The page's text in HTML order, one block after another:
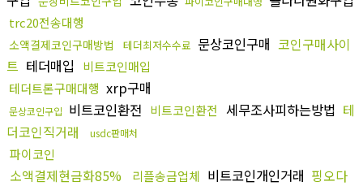
trc20전송대행
소액결제코인구매방법 테더최저수수료 문상코인구매 코인구매사이
트 테더매입
비트코인매입
테더트론구매대행 xrp구매
문상코인구입 비트코인환전 비트코인환전 세무조사피하는방법 테
더코인직거래
usdc판매처
파이코인
소액결제현금화85% 리플송금업체 비트코인개인거래 핑오다